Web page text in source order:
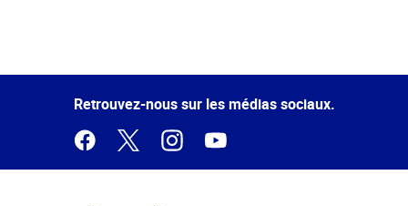
de la
Retrouvez-nous sur les médias sociaux.